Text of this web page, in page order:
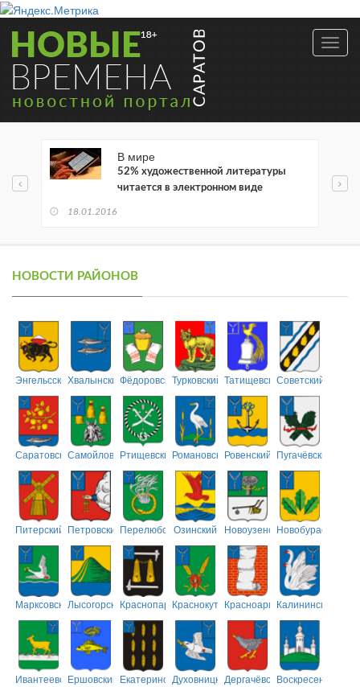
В мире
52% художественной литературы
читается в электронном виде
18.01.2016
НОВОСТИ РАЙОНОВ
ЭнгельсскийХвалынскийФёдоровскийТурковский ТатищевскийСоветский
СаратовскийСамойловскийРтищевскийРомановскийРовенский Пугачёвский
Питерский ПетровскийПерелюбскийОзинский НовоузенскийНовобурасский
МарксовскийЛысогорскийКраснопартизанский
КраснокутскийКрасноармейский
Калининский
ИвантеевскийЕршовский ЕкатериновскийДуховницкийДергачёвскийВоскресенский